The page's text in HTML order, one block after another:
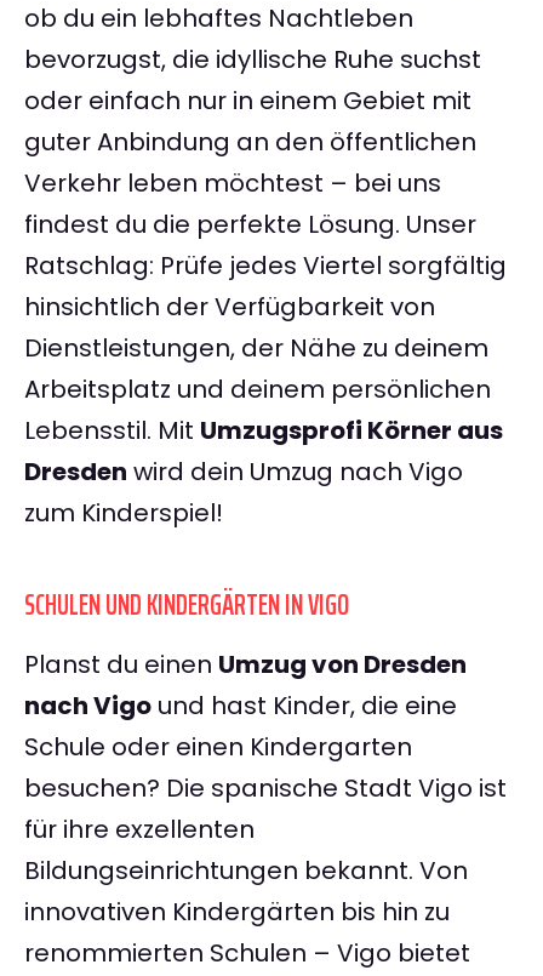
ob du ein lebhaftes Nachtleben
bevorzugst, die idyllische Ruhe suchst
oder einfach nur in einem Gebiet mit
guter Anbindung an den öffentlichen
Verkehr leben möchtest – bei uns
findest du die perfekte Lösung. Unser
Ratschlag: Prüfe jedes Viertel sorgfältig
hinsichtlich der Verfügbarkeit von
Dienstleistungen, der Nähe zu deinem
Arbeitsplatz und deinem persönlichen
Lebensstil. Mit Umzugsprofi Körner aus
Dresden wird dein Umzug nach Vigo
zum Kinderspiel!
SCHULEN UND KINDERGÄRTEN IN VIGO
Planst du einen Umzug von Dresden
nach Vigo und hast Kinder, die eine
Schule oder einen Kindergarten
besuchen? Die spanische Stadt Vigo ist
für ihre exzellenten
Bildungseinrichtungen bekannt. Von
innovativen Kindergärten bis hin zu
renommierten Schulen – Vigo bietet